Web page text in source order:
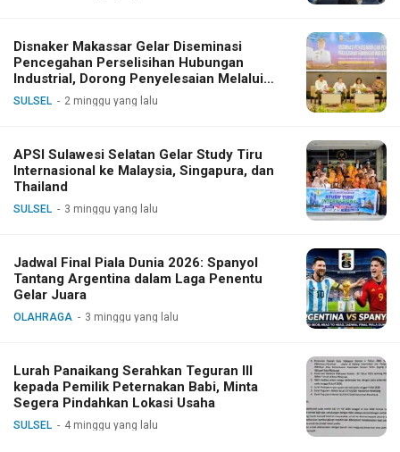
Disnaker Makassar Gelar Diseminasi
Pencegahan Perselisihan Hubungan
Industrial, Dorong Penyelesaian Melalui
Dialog
SULSEL 2 minggu yang lalu
APSI Sulawesi Selatan Gelar Study Tiru
Internasional ke Malaysia, Singapura, dan
Thailand
SULSEL 3 minggu yang lalu
Jadwal Final Piala Dunia 2026: Spanyol
Tantang Argentina dalam Laga Penentu
Gelar Juara
OLAHRAGA 3 minggu yang lalu
Lurah Panaikang Serahkan Teguran III
kepada Pemilik Peternakan Babi, Minta
Segera Pindahkan Lokasi Usaha
SULSEL 4 minggu yang lalu